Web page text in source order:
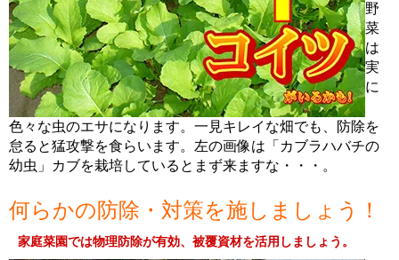
野
菜
は
実
に
色々な虫のエサになります。一見キレイな畑でも、防除を
怠ると猛攻撃を食らいます。左の画像は「カブラハバチの
幼虫」カブを栽培しているとまず来ますな・・・。
何らかの防除・対策を施しましょう！
家庭菜園では物理防除が有効、被覆資材を活用しましょう。